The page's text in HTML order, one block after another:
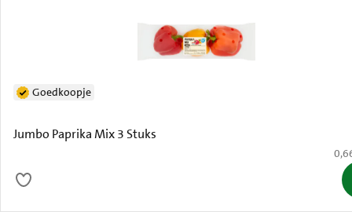
Jumbo Paprika Mix 3 Stuks
Goedkoopje
€